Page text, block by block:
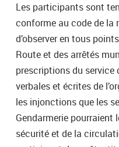
Les participants sont
conforme au code de la
d’observer en tous
Route et des arrêtés
prescriptions du service
verbales et écrites de
les injonctions que les
Gendarmerie pourraient
sécurité et de la